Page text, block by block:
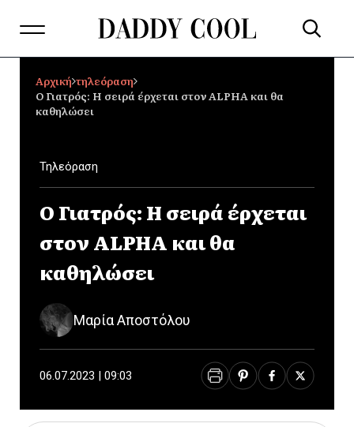
Αρχική τηλεόραση
Ο Γιατρός: Η σειρά έρχεται στον ALPHA και θα
καθηλώσει
Τηλεόραση
Ο Γιατρός: Η σειρά έρχεται
στον ALPHA και θα
καθηλώσει
Μαρία Αποστόλου
06.07.2023 | 09:03